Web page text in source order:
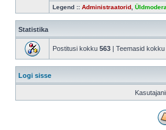
Legend :: Administraatorid
Statistika
Postitusi kokku 563 | Teemasid kokku
Logi sisse